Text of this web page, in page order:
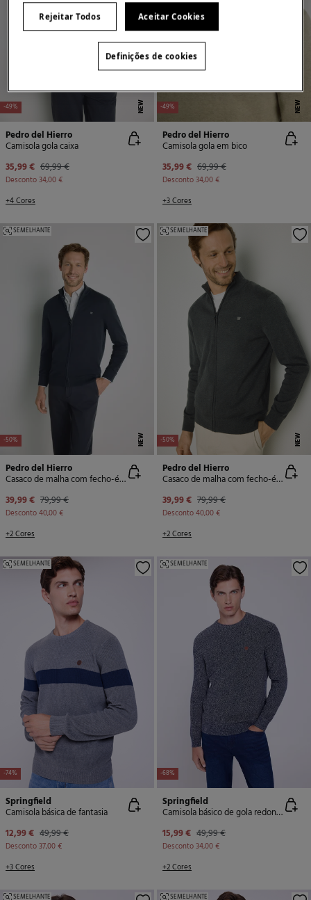
-49% NEW
Pedro del Hierro
Camisola gola caixa
35,99 € 69,99 €
Desconto34,00 €
+4 Cores
-49% NEW
Pedro del Hierro
Camisola gola em bico
35,99 € 69,99 €
Desconto34,00 €
+3 Cores
-50% NEW
SEMELHANTE
Pedro del Hierro
Casaco de malha com fecho-éclair
39,99 € 79,99 €
Desconto40,00 €
+2 Cores
-50% NEW
SEMELHANTE
Pedro del Hierro
Casaco de malha com fecho-éclair
39,99 € 79,99 €
Desconto40,00 €
+2 Cores
-74%
SEMELHANTE
Springfield
Camisola básica de fantasia
12,99 € 49,99 €
Desconto37,00 €
+3 Cores
-68%
SEMELHANTE
Springfield
Camisola básico de gola redonda
15,99 € 49,99 €
Desconto34,00 €
+2 Cores
SEMELHANTE SEMELHANTE
Rejeitar Todos Aceitar Cookies
Definições de cookies